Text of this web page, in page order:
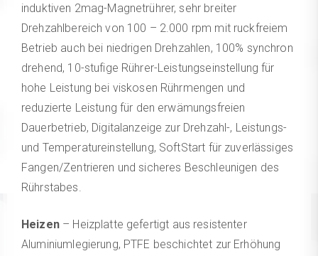
induktiven 2mag-Magnetrührer, sehr breiter
Drehzahlbereich von 100 – 2.000 rpm mit ruckfreiem
Betrieb auch bei niedrigen Drehzahlen, 100% synchron
drehend, 10-stufige Rührer-Leistungseinstellung für
hohe Leistung bei viskosen Rührmengen und
reduzierte Leistung für den erwämungsfreien
Dauerbetrieb, Digitalanzeige zur Drehzahl-, Leistungs-
und Temperatureinstellung, SoftStart für zuverlässiges
Fangen/Zentrieren und sicheres Beschleunigen des
Rührstabes.
Heizen– Heizplatte gefertigt aus resistenter
Aluminiumlegierung, PTFE beschichtet zur Erhöhung